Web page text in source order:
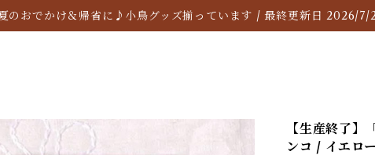
のおでかけ＆帰省に♪小鳥グッズ揃っています / 最終更新日 2026/7/
【生産終了
ンコ / イエロ